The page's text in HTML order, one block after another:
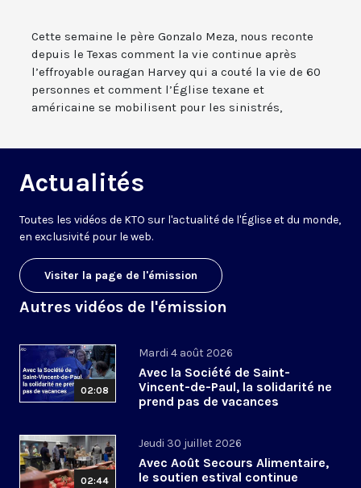
Cette semaine le père Gonzalo Meza, nous reconte
depuis le Texas comment la vie continue après
l’effroyable ouragan Harvey qui a couté la vie de 60
personnes et comment l’Église texane et
américaine se mobilisent pour les sinistrés,
Actualités
Toutes les vidéos de KTO sur l'actualité de l'Église et du monde,
en exclusivité pour le web.
Visiter la page de l'émission
Autres vidéos de l'émission
02:08
Mardi 4 août 2026
Avec la Société de Saint-
Vincent-de-Paul, la solidarité ne
prend pas de vacances
02:44
Jeudi 30 juillet 2026
Avec Août Secours Alimentaire,
le soutien estival continue